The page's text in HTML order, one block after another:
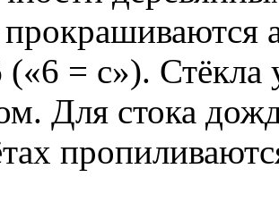
= с»). Стёкла
Для стока